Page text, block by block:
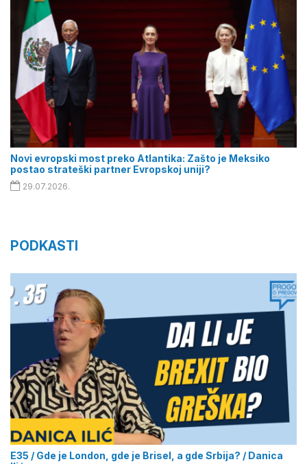
Novi evropski most preko Atlantika: Zašto je Meksiko
postao strateški partner Evropskoj uniji?
29.07.2026.
PODKASTI
E35 / Gde je London, gde je Brisel, a gde Srbija? / Danica